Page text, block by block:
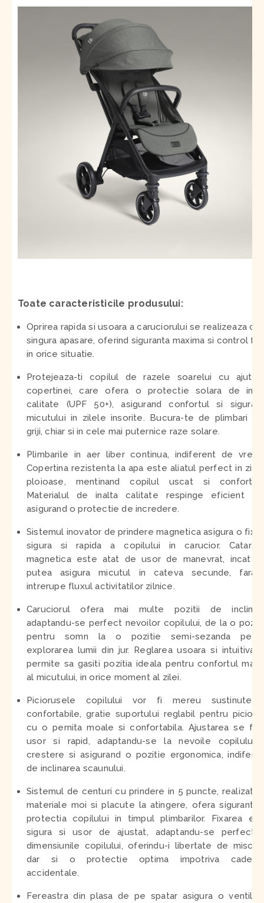
Toate caracteristicile produsului:
Oprirea rapida si usoara a caruciorului se realizeaza cu
singura apasare, oferind siguranta maxima si control
in orice situatie.
Protejeaza-ti copilul de razele soarelui cu
copertinei, care ofera o protectie solara de
calitate (UPF 50+), asigurand confortul si
micutului in zilele insorite. Bucura-te de plimbari
griji, chiar si in cele mai puternice raze solare.
Plimbarile in aer liber continua, indiferent de
Copertina rezistenta la apa este aliatul perfect in
ploioase, mentinand copilul uscat si
Materialul de inalta calitate respinge eficient
asigurand o protectie de incredere.
Sistemul inovator de prindere magnetica asigura o
sigura si rapida a copilului in carucior.
magnetica este atat de usor de manevrat, incat
putea asigura micutul in cateva secunde, fara
intrerupe fluxul activitatilor zilnice.
Caruciorul ofera mai multe pozitii de
adaptandu-se perfect nevoilor copilului, de la o
pentru somn la o pozitie semi-sezanda
explorarea lumii din jur. Reglarea usoara si intuitiva
permite sa gasiti pozitia ideala pentru confortul
al micutului, in orice moment al zilei.
Piciorusele copilului vor fi mereu sustinute
confortabile, gratie suportului reglabil pentru
cu o pernita moale si confortabila. Ajustarea se
usor si rapid, adaptandu-se la nevoile copilului
crestere si asigurand o pozitie ergonomica,
de inclinarea scaunului.
Sistemul de centuri cu prindere in 5 puncte, realizat
materiale moi si placute la atingere, ofera siguranta
protectia copilului in timpul plimbarilor. Fixarea
sigura si usor de ajustat, adaptandu-se perfect
dimensiunile copilului, oferindu-i libertate de
dar si o protectie optima impotriva
accidentale.
Fereastra din plasa de pe spatar asigura o